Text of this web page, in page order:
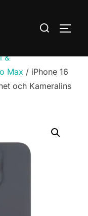
Sök
&
Max / iPhone 16
och Kameralins